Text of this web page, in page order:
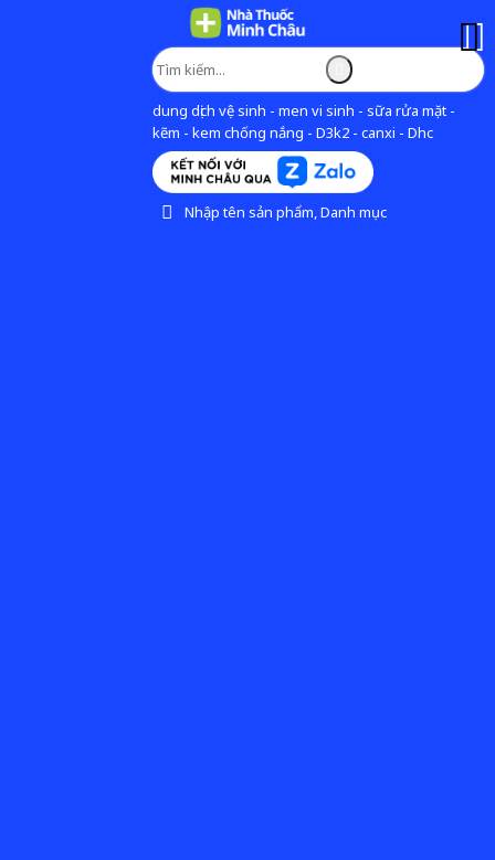
dung dịch vệ sinh - men vi sinh - sữa rửa mặt -
kẽm - kem chống nắng - D3k2 - canxi - Dhc
Nhập tên sản phẩm, Danh mục